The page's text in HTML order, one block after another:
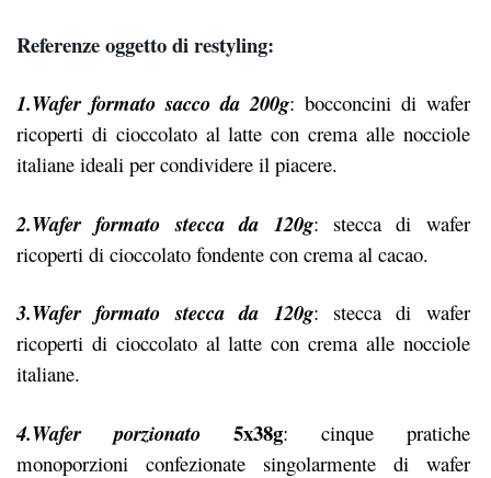
Referenze oggetto di restyling:
1.Wafer formato sacco da 200g: bocconcini di wafer
ricoperti di cioccolato al latte con crema alle nocciole
italiane ideali per condividere il piacere.
2.Wafer formato stecca da 120g: stecca di wafer
ricoperti di cioccolato fondente con crema al cacao.
3.Wafer formato stecca da 120g: stecca di wafer
ricoperti di cioccolato al latte con crema alle nocciole
italiane.
4.Wafer porzionato 5x38g: cinque pratiche
monoporzioni confezionate singolarmente di wafer